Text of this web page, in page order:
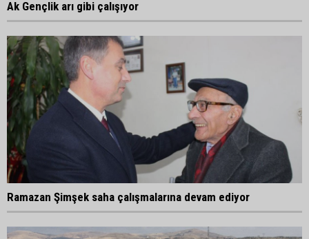
Ak Gençlik arı gibi çalışıyor
Ramazan Şimşek saha çalışmalarına devam ediyor